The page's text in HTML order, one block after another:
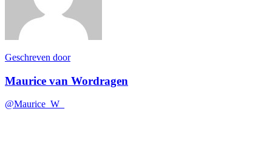
Geschreven door
Maurice van Wordragen
@Maurice_W_